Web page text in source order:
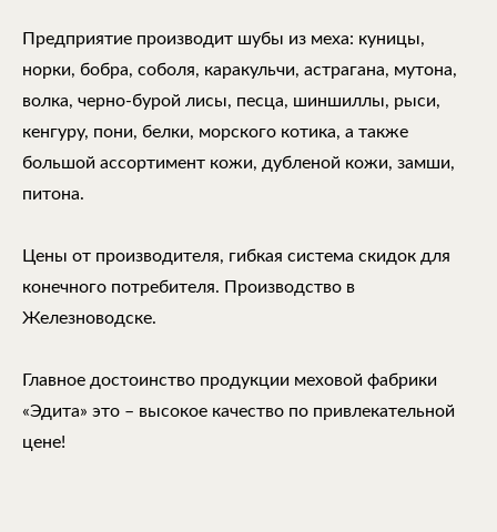
Предприятие производит шубы из меха: куницы,
норки, бобра, соболя, каракульчи, астрагана, мутона,
волка, черно-бурой лисы, песца, шиншиллы, рыси,
кенгуру, пони, белки, морского котика, а также
большой ассортимент кожи, дубленой кожи, замши,
питона.
Цены от производителя, гибкая система скидок для
конечного потребителя. Производство в
Железноводске.
Главное достоинство продукции меховой фабрики
«Эдита» это – высокое качество по привлекательной
цене!